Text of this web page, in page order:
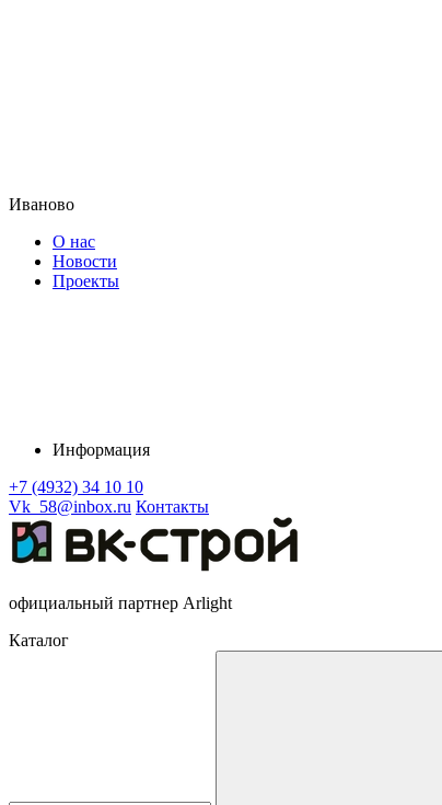
Иваново
О нас
Новости
Проекты
Информация
+7 (4932) 34 10 10
Vk_58@inbox.ru Контакты
официальный партнер Arlight
Каталог